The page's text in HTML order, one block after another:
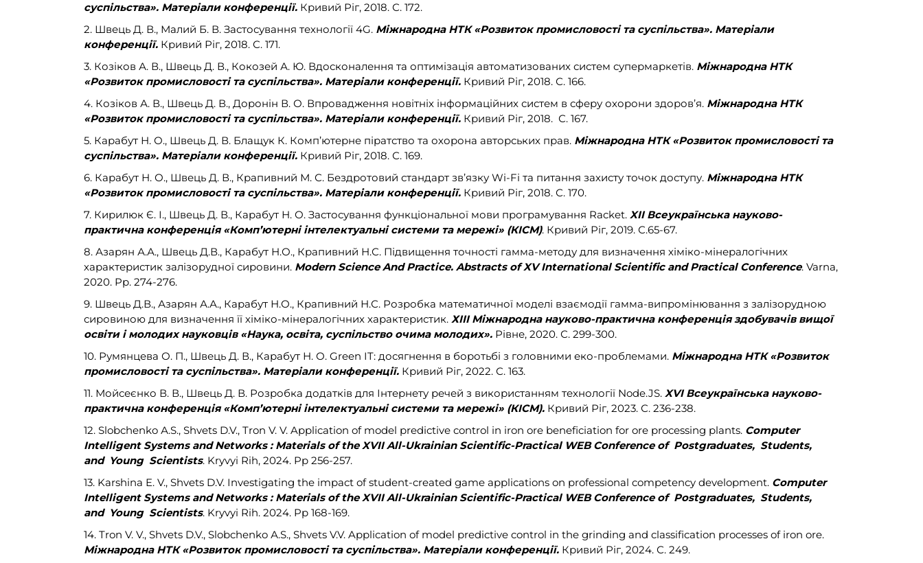
суспільства». Матеріали конференції. Кривий Ріг, 2018. С. 172.
2. Швець Д. В., Малий Б. В. Застосування технології 4G. Міжнародна НТК «Розвиток промисловості та суспільства». Матеріали
конференції. Кривий Ріг, 2018. С. 171.
3. Козіков А. В., Швець Д. В., Кокозей А. Ю. Вдосконалення та оптимізація автоматизованих систем супермаркетів. Міжнародна НТК
«Розвиток промисловості та суспільства». Матеріали конференції. Кривий Ріг, 2018. С. 166.
4. Козіков А. В., Швець Д. В., Доронін В. О. Впровадження новітніх інформаційних систем в сферу охорони здоров’я. Міжнародна НТК
«Розвиток промисловості та суспільства». Матеріали конференції. Кривий Ріг, 2018. С. 167.
5. Карабут Н. О., Швець Д. В. Блащук К. Комп’ютерне піратство та охорона авторських прав. Міжнародна НТК «Розвиток промисловості та
суспільства». Матеріали конференції. Кривий Ріг, 2018. С. 169.
6. Карабут Н. О., Швець Д. В., Крапивний М. С. Бездротовий стандарт зв’язку Wi-Fi та питання захисту точок доступу. Міжнародна НТК
«Розвиток промисловості та суспільства». Матеріали конференції. Кривий Ріг, 2018. С. 170.
7. Кирилюк Є. І., Швець Д. В., Карабут Н. О. Застосування функціональної мови програмування Racket. XII Всеукраїнська науково-
практична конференція «Комп’ютерні інтелектуальні системи та мережі» (КІСМ). Кривий Ріг, 2019. С.65-67.
8. Азарян А.А., Швець Д.В., Карабут Н.О., Крапивний Н.С. Підвищення точності гамма-методу для визначення хіміко-мінералогічних
характеристик залізорудної сировини. Modern Science And Practice. Abstracts of XV International Scientific and Practical Conference. Varna,
2020. Pp. 274-276.
9. Швець Д.В., Азарян А.А., Карабут Н.О., Крапивний Н.С. Розробка математичної моделі взаємодії гамма-випромінювання з залізорудною
сировиною для визначення її хіміко-мінералогічних характеристик. ХІІI Міжнародна науково-практична конференція здобувачів вищої
освіти і молодих науковців «Наука, освіта, суспільство очима молодих». Рівне, 2020. С. 299-300.
10. Румянцева О. П., Швець Д. В., Карабут Н. О. Green IT: досягнення в боротьбі з головними еко-проблемами. Міжнародна НТК «Розвиток
промисловості та суспільства». Матеріали конференції. Кривий Ріг, 2022. С. 163.
11. Мойсеєнко В. В., Швець Д. В. Розробка додатків для Інтернету речей з використанням технології Node.JS. XVI Всеукраїнська науково-
практична конференція «Комп’ютерні інтелектуальні системи та мережі» (КІСМ). Кривий Ріг, 2023. С. 236-238.
12. Slobchenko А.S., Shvets D.V., Tron V. V. Application of model predictive control in iron ore beneficiation for ore processing plants. Computer
Intelligent Systems and Networks : Materials of the XVII All-Ukrainian Scientific-Practical WEB Conference of Postgraduates, Students,
and Young Scientists. Kryvyi Rih, 2024. Pp 256-257.
13. Karshina E. V., Shvets D.V. Investigating the impact of student-created game applications on professional competency development. Computer
Intelligent Systems and Networks : Materials of the XVII All-Ukrainian Scientific-Practical WEB Conference of Postgraduates, Students,
and Young Scientists. Kryvyi Rih. 2024. Pp 168-169.
14. Tron V. V., Shvets D.V., Slobchenko А.S., Shvets V.V. Application of model predictive control in the grinding and classification processes of iron ore.
Міжнародна НТК «Розвиток промисловості та суспільства». Матеріали конференції. Кривий Ріг, 2024. С. 249.